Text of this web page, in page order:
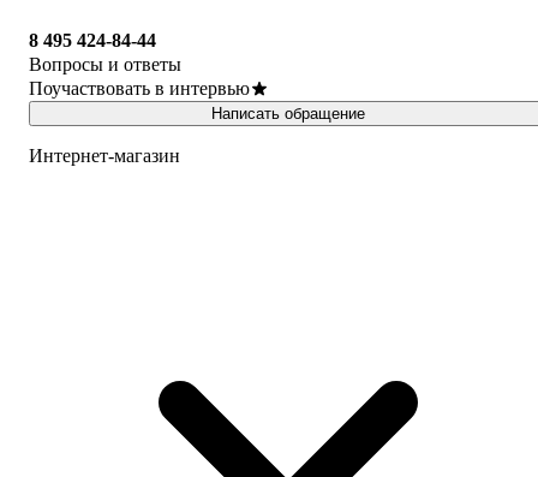
8 495 424-84-44
Вопросы и ответы
Поучаствовать в интервью
Написать обращение
Интернет-магазин